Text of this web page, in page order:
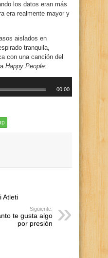
los datos eran más
era realmente mayor y
aislados en
tranquila,
con una canción del
Happy People:
00:00
Atleti
Siguiente:
te gusta algo
por presión